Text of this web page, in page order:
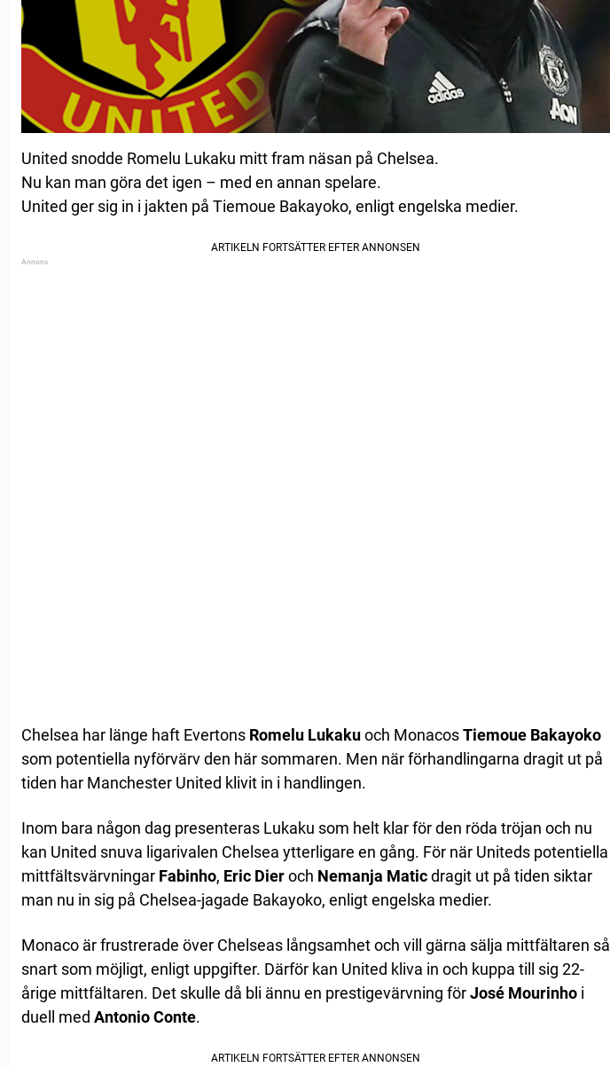
United snodde Romelu Lukaku mitt fram näsan på Chelsea.
Nu kan man göra det igen – med en annan spelare.
United ger sig in i jakten på Tiemoue Bakayoko, enligt engelska medier.
Chelsea har länge haft Evertons Romelu Lukakuoch MonacosTiemoue Bakayoko
som potentiella nyförvärv den här sommaren. Men när förhandlingarna dragit ut på
tiden har Manchester United klivit in i handlingen.
Inom bara någon dag presenteras Lukaku som helt klar för den röda tröjan och nu
kan United snuva ligarivalen Chelsea ytterligare en gång. För när Uniteds potentiella
mittfältsvärvningar Fabinho, Eric Dieroch Nemanja Maticdragit ut på tiden siktar
man nu in sig på Chelsea-jagade Bakayoko, enligt engelska medier.
Monaco är frustrerade över Chelseas långsamhet och vill gärna sälja mittfältaren så
snart som möjligt, enligt uppgifter. Därför kan United kliva in och kuppa till sig 22-
årige mittfältaren. Det skulle då bli ännu en prestigevärvning förJosé Mourinho i
duell med Antonio Conte.